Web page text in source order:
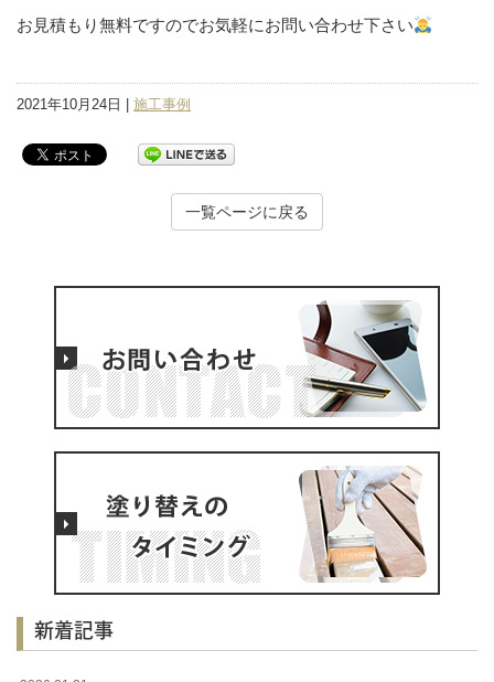
お見積もり無料ですのでお気軽にお問い合わせ下さい
2021年10月24日 | 施工事例
一覧ページに戻る
新着記事